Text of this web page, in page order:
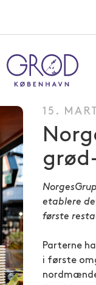
15.
etablere
første
Parterne
i første